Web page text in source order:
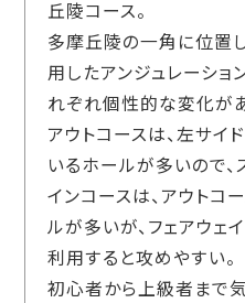
丘陵コース。
多摩丘陵の一角に位置
用したアンジュレーシ
れぞれ個性的な変化が
アウトコースは、左サイ
いるホールが多いので、
インコースは、アウト
ルが多いが、フェアウェ
利用すると攻めやすい。
初心者から上級者まで